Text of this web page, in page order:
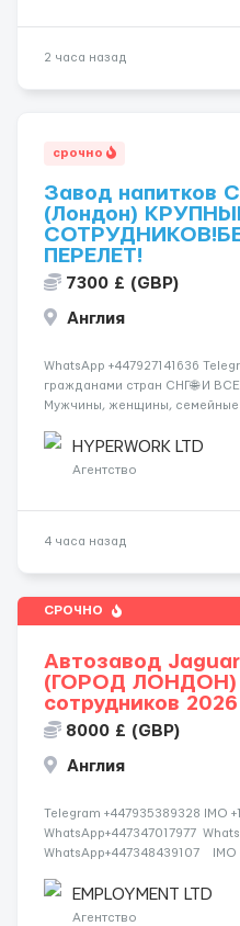
2 часа назад
срочно
Завод напитков
(Лондон)
ПЕРЕЛЕТ!
7300 £ (GBP)
Англия
WhatsApp +447927141636
гражданами стран СНГ🌐 И
Мужчины, женщины, семейные
относится к новичкам и
HYPERWORK LTD
Агентство
4 часа назад
СРОЧНО
Автозавод
(ГОРОД ЛОНДОН)
сотрудников
8000 £ (GBP)
Англия
Telegram +447935389328 IMO
WhatsApp+447347017977
WhatsApp+447348439107
СДЕЛАЙ СКРИНШОТ!
@Vitali_No...
EMPLOYMENT LTD
Агентство